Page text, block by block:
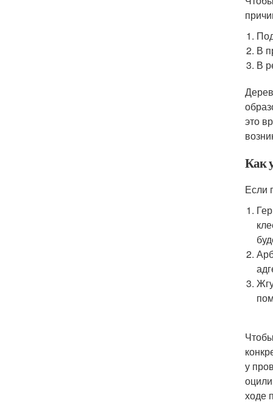
В
В
это
Как
Если
у
ходе